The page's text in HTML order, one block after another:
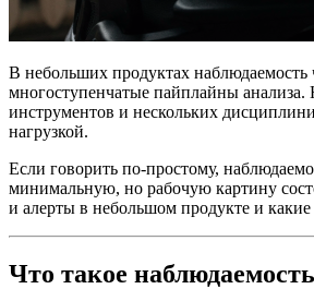
В небольших продуктах
многоступенчатые пайплайны анализа.
инструментов и нескольких
нагрузкой.
Если говорить по-простому,
минимальную, но рабочую картину
и алерты в небольшом продукте и
Что такое